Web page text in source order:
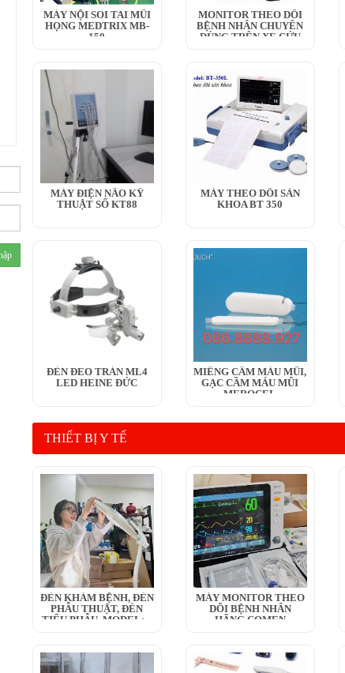
MÁY NỘI SOI TAI MŨI
HỌNG MEDTRIX MB-
150
MONITOR THEO DÕI
BỆNH NHÂN CHUYÊN
DÙNG TRÊN XE CỨU
MÁY ĐIỆN NÃO KỸ
THUẬT SỐ KT88
MÁY THEO DÕI SẢN
KHOA BT 350
ĐÈN ĐEO TRÁN ML4
LED HEINE ĐỨC
MIẾNG CẦM MÁU MŨI,
GẠC CẦM MÁU MŨI
MEROCEL
THIẾT BỊ Y TẾ
ĐÈN KHÁM BỆNH, ĐÈN
PHẪU THUẬT, ĐÈN
TIỂU PHẪU, MODEL:...
MÁY MONITOR THEO
DÕI BỆNH NHÂN
HÃNG COMEN